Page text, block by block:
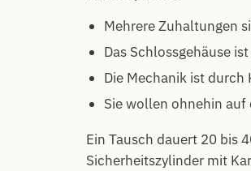
Mehrere Zuhaltungen
Das Schlossgehäuse
Die Mechanik ist
Sie wollen ohnehin
Ein Tausch dauert 20 bis
Sicherheitszylinder mit